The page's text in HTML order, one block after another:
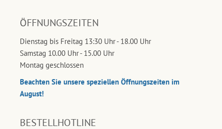
ÖFFNUNGSZEITEN
Dienstag bis Freitag 13:30 Uhr - 18.00 Uhr
Samstag 10.00 Uhr - 15.00 Uhr
Montag geschlossen
Beachten Sie unsere speziellen Öffnungszeiten im
August!
BESTELLHOTLINE